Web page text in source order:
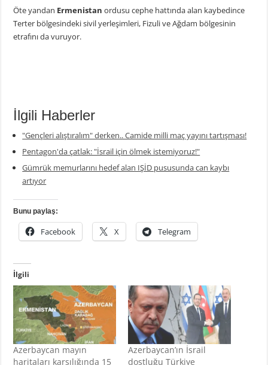
Öte yandan Ermenistan ordusu cephe hattında alan kaybedince
Terter bölgesindeki sivil yerleşimleri, Fizuli ve Ağdam bölgesinin
etrafını da vuruyor.
İlgili Haberler
"Gençleri alıştıralım" derken.. Camide milli maç yayını tartışması!
Pentagon'da çatlak: "İsrail için ölmek istemiyoruz!"
Gümrük memurlarını hedef alan IŞİD pususunda can kaybı
artıyor
Bunu paylaş:
Facebook X Telegram
İlgili
Azerbaycan mayın
haritaları karşılığında 15
Azerbaycan’ın İsrail
dostluğu Türkiye